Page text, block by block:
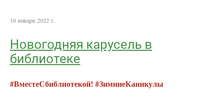
10 января 2022 г.
Новогодняя карусель в
библиотеке
#ВместеСбиблиотекой! #ЗимниеКаникулы